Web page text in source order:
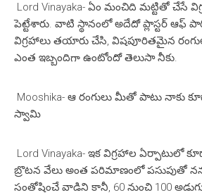
Lord Vinayaka- ఏం మంచిది మట్టితో చేసే
పెట్టేశారు. వాటి స్థానంలో అదేదో ప్లాస్టర్ ఆఫ్
విగ్రహాలు తయారు చేసి, విషపూరితమైన
ఎంత ఇబ్బందిగా ఉంటోందో తెలుసా నీకు.
Mooshika- ఆ రంగులు మీతో పాటు నాకు
స్వామి
Lord Vinayaka- ఇక విగ్రహాల ఏర్పాటులో
బ్రొటన వేలు అంత పరిమాణంలో పసుపుతో
సంతోషించే వాడిని కానీ, 60 నుంచి 100